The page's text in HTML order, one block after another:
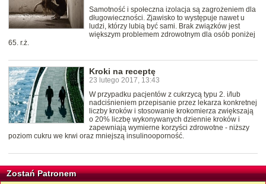
Samotność i społeczna izolacja są zagrożeniem dla
długowieczności. Zjawisko to występuje nawet u
ludzi, którzy lubią być sami. Brak związków jest
większym problemem zdrowotnym dla osób poniżej
65. r.ż.
Kroki na receptę
23 lutego 2017, 13:43
W przypadku pacjentów z cukrzycą typu 2. i/lub
nadciśnieniem przepisanie przez lekarza konkretnej
liczby kroków i stosowanie krokomierza zwiększają
o 20% liczbę wykonywanych dziennie kroków i
zapewniają wymierne korzyści zdrowotne - niższy
poziom cukru we krwi oraz mniejszą insulinooporność.
Zostań Patronem